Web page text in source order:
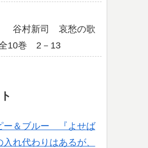
谷村新司 哀愁の歌
10巻 2－13
ー＆ブルー 『よせば
れ代わりはあるが、